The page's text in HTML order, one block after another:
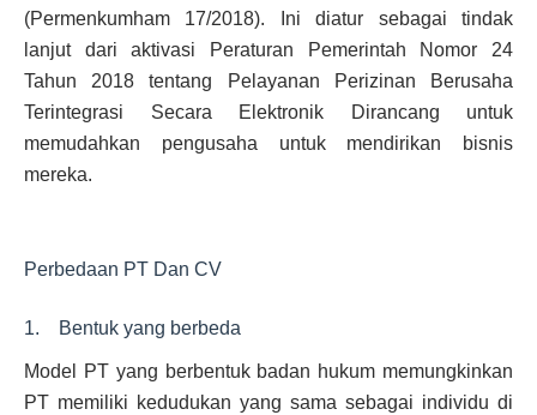
(Permenkumham 17/2018). Ini diatur sebagai tindak
lanjut dari aktivasi Peraturan Pemerintah Nomor 24
Tahun 2018 tentang Pelayanan Perizinan Berusaha
Terintegrasi Secara Elektronik Dirancang untuk
memudahkan pengusaha untuk mendirikan bisnis
mereka.
Perbedaan PT Dan CV
1. Bentuk yang berbeda
Model PT yang berbentuk badan hukum memungkinkan
PT memiliki kedudukan yang sama sebagai individu di